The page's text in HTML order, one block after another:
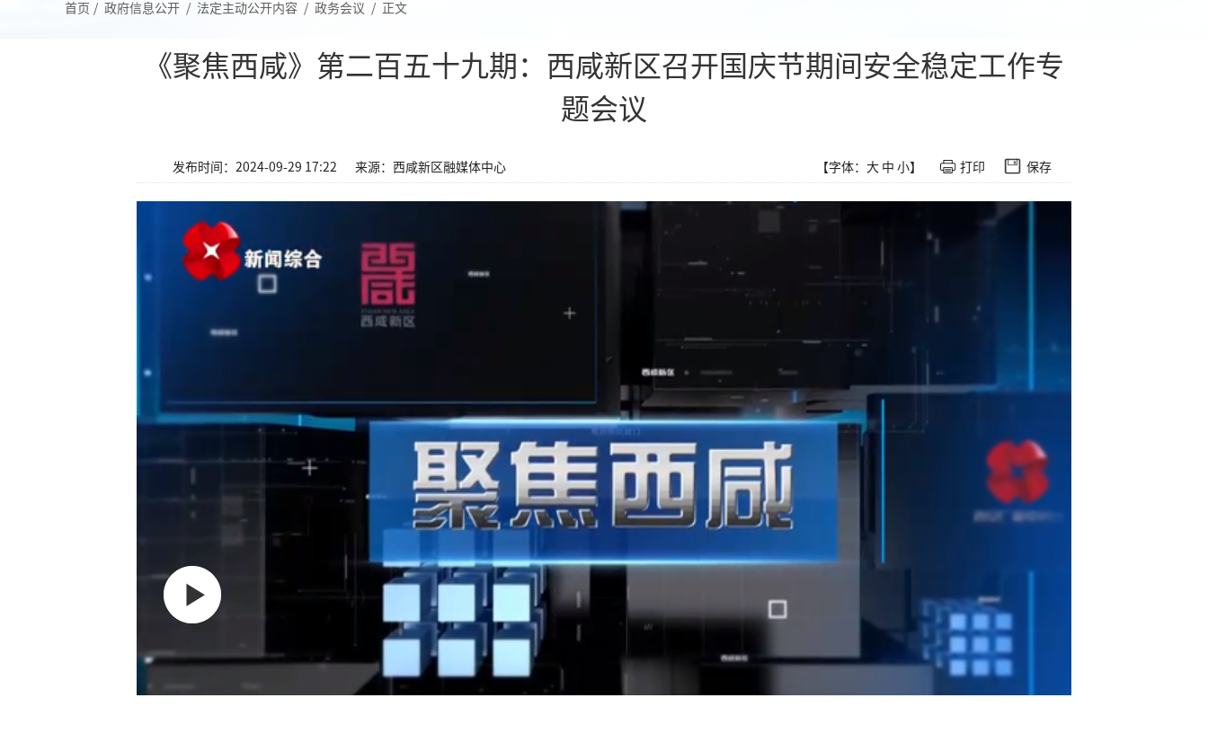
首页 / 政府信息公开 / 法定主动公开内容 / 政务会议 / 正文
《聚焦西咸》第二百五十九期：西咸新区召开国庆节期间安全稳定工作专
题会议
发布时间：2024-09-29 17:22 来源：西咸新区融媒体中心 【字体： 大 中 小】 打印 保存